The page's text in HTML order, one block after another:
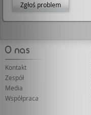
Zgłoś problem
Kontakt
Zespół
Media
Współpraca